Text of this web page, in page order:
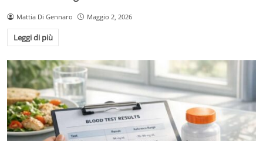
Mattia Di Gennaro Maggio 2, 2026
Leggi di più